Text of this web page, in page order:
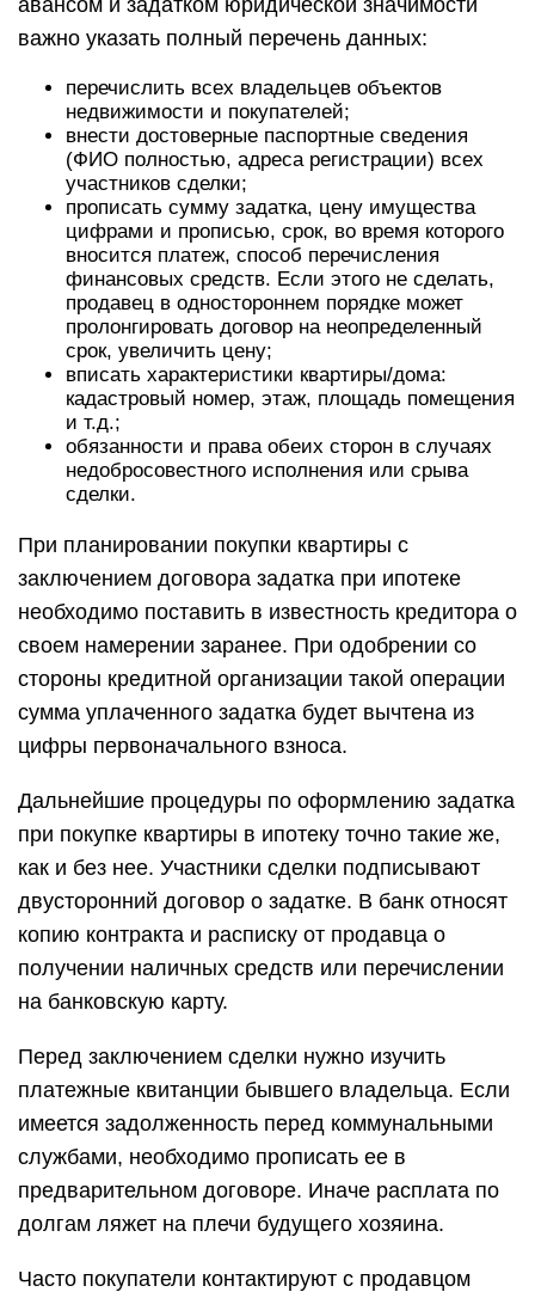
авансом и задатком юридической значимости
важно указать полный перечень данных:
перечислить всех владельцев объектов
недвижимости и покупателей;
внести достоверные паспортные сведения
(ФИО полностью, адреса регистрации) всех
участников сделки;
прописать сумму задатка, цену имущества
цифрами и прописью, срок, во время которого
вносится платеж, способ перечисления
финансовых средств. Если этого не сделать,
продавец в одностороннем порядке может
пролонгировать договор на неопределенный
срок, увеличить цену;
вписать характеристики квартиры/дома:
кадастровый номер, этаж, площадь помещения
и т.д.;
обязанности и права обеих сторон в случаях
недобросовестного исполнения или срыва
сделки.
При планировании покупки квартиры с
заключением договора задатка при ипотеке
необходимо поставить в известность кредитора о
своем намерении заранее. При одобрении со
стороны кредитной организации такой операции
сумма уплаченного задатка будет вычтена из
цифры первоначального взноса.
Дальнейшие процедуры по оформлению задатка
при покупке квартиры в ипотеку точно такие же,
как и без нее. Участники сделки подписывают
двусторонний договор о задатке. В банк относят
копию контракта и расписку от продавца о
получении наличных средств или перечислении
на банковскую карту.
Перед заключением сделки нужно изучить
платежные квитанции бывшего владельца. Если
имеется задолженность перед коммунальными
службами, необходимо прописать ее в
предварительном договоре. Иначе расплата по
долгам ляжет на плечи будущего хозяина.
Часто покупатели контактируют с продавцом